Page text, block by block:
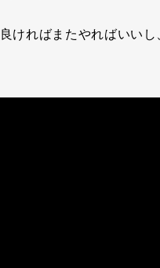
ければまたやればいいし